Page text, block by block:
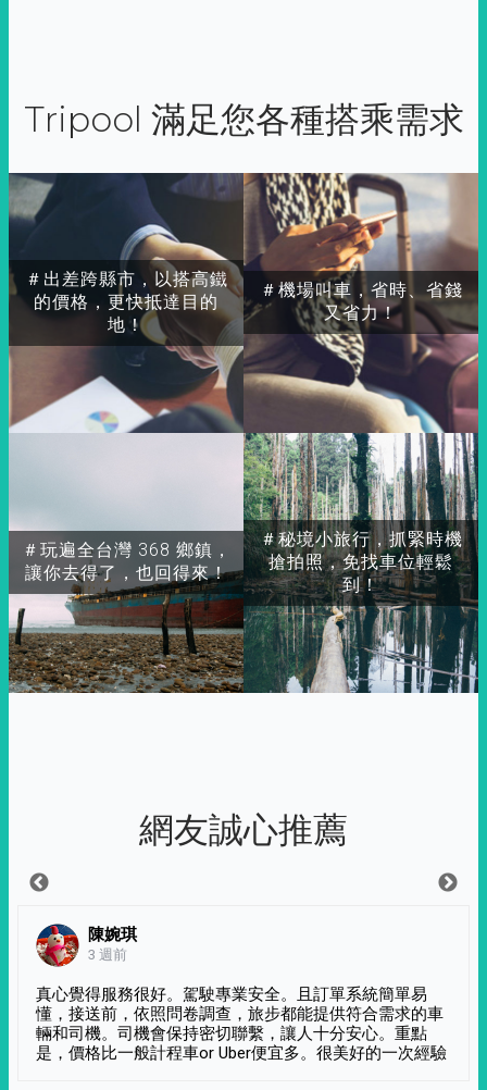
Tripool 滿足您各種搭乘需求
＃出差跨縣市，以搭高鐵
的價格，更快抵達目的
地！
＃玩遍全台灣 368 鄉鎮，
讓你去得了，也回得來！
＃秘境小旅行，抓緊時機
搶拍照，免找車位輕鬆
到！
＃機場叫車，省時、省錢
又省力！
網友誠心推薦
陳婉琪
3 週前
真心覺得服務很好。駕駛專業安全。且訂單系統簡單易
懂，接送前，依照問卷調查，旅步都能提供符合需求的車
輛和司機。司機會保持密切聯繫，讓人十分安心。重點
是，價格比一般計程車or Uber便宜多。很美好的一次經驗